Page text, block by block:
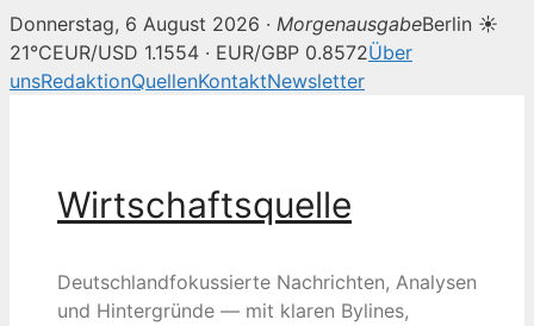
Donnerstag, 6 August 2026 · MorgenausgabeBerlin ☀
21°CEUR/USD 1.1554 · EUR/GBP 0.8572Über
unsRedaktionQuellenKontaktNewsletter
Wirtschaftsquelle
Deutschlandfokussierte Nachrichten, Analysen
und Hintergründe — mit klaren Bylines,